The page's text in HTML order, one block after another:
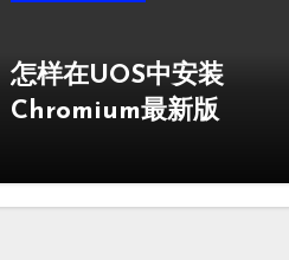
怎样在UOS中安装
Chromium最新版